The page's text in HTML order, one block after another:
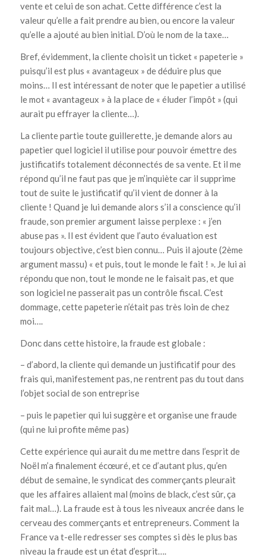
vente et celui de son achat. Cette différence c’est la
valeur qu’elle a fait prendre au bien, ou encore la valeur
qu’elle a ajouté au bien initial. D’où le nom de la taxe…
Bref, évidemment, la cliente choisit un ticket « papeterie »
puisqu’il est plus « avantageux » de déduire plus que
moins… Il est intéressant de noter que le papetier a utilisé
le mot « avantageux » à la place de « éluder l’impôt » (qui
aurait pu effrayer la cliente…).
La cliente partie toute guillerette, je demande alors au
papetier quel logiciel il utilise pour pouvoir émettre des
justificatifs totalement déconnectés de sa vente. Et il me
répond qu’il ne faut pas que je m’inquiète car il supprime
tout de suite le justificatif qu’il vient de donner à la
cliente ! Quand je lui demande alors s’il a conscience qu’il
fraude, son premier argument laisse perplexe : « j’en
abuse pas ». Il est évident que l’auto évaluation est
toujours objective, c’est bien connu… Puis il ajoute (2ème
argument massu) « et puis, tout le monde le fait ! ». Je lui ai
répondu que non, tout le monde ne le faisait pas, et que
son logiciel ne passerait pas un contrôle fiscal. C’est
dommage, cette papeterie n’était pas très loin de chez
moi….
Donc dans cette histoire, la fraude est globale :
– d’abord, la cliente qui demande un justificatif pour des
frais qui, manifestement pas, ne rentrent pas du tout dans
l’objet social de son entreprise
– puis le papetier qui lui suggère et organise une fraude
(qui ne lui profite même pas)
Cette expérience qui aurait du me mettre dans l’esprit de
Noël m’a finalement écœuré, et ce d’autant plus, qu’en
début de semaine, le syndicat des commerçants pleurait
que les affaires allaient mal (moins de black, c’est sûr, ça
fait mal…). La fraude est à tous les niveaux ancrée dans le
cerveau des commerçants et entrepreneurs. Comment la
France va t-elle redresser ses comptes si dès le plus bas
niveau la fraude est un état d’esprit….